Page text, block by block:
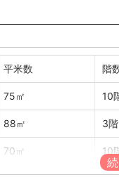
平米数 階
75㎡ 10
88㎡ 3階
70㎡ 10
73㎡ 11